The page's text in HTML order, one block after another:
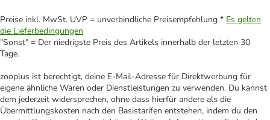
Preise inkl. MwSt. UVP = unverbindliche Preisempfehlung * Es gelten
die Lieferbedingungen
"Sonst" = Der niedrigste Preis des Artikels innerhalb der letzten 30
Tage.
zooplus ist berechtigt, deine E-Mail-Adresse für Direktwerbung für
eigene ähnliche Waren oder Dienstleistungen zu verwenden. Du kannst
dem jederzeit widersprechen, ohne dass hierfür andere als die
Übermittlungskosten nach den Basistarifen entstehen, indem du den